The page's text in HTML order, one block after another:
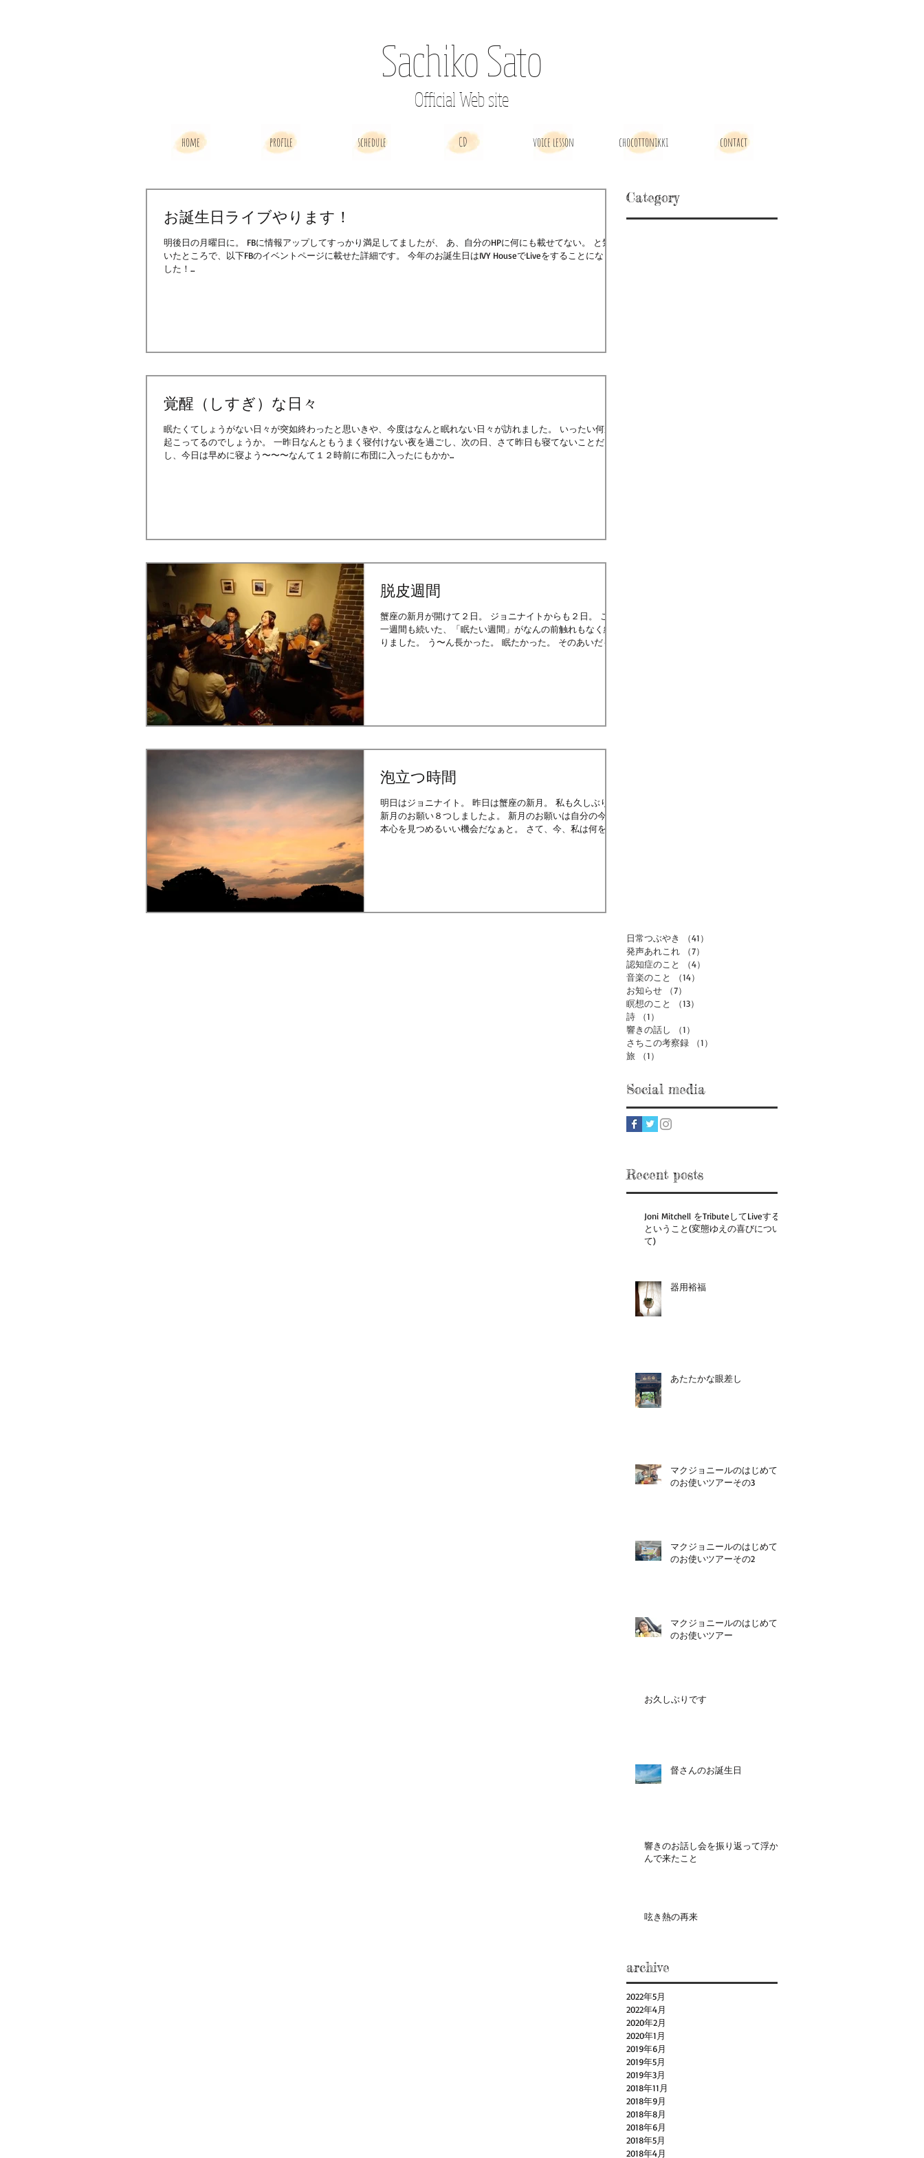
Sachiko Sato
Official Web site
home profile schedule CD voice lesson chocottonikki contact
お誕生日ライブやります！
明後日の月曜日に。 FBに情報アップしてすっかり満足してましたが、 あ、自分のHPに何にも載せてない。 と気づ
いたところで、以下FBのイベントページに載せた詳細です。 今年のお誕生日はIVY HouseでLiveをすることになりま
した！...
覚醒（しすぎ）な日々
眠たくてしょうがない日々が突如終わったと思いきや、今度はなんと眠れない日々が訪れました。 いったい何が
起こってるのでしょうか。 一昨日なんともうまく寝付けない夜を過ごし、次の日、さて昨日も寝てないことだ
し、今日は早めに寝よう〜〜〜なんて１２時前に布団に入ったにもかか...
脱皮週間
蟹座の新月が開けて２日。 ジョニナイトからも２日。 ここ
一週間も続いた、「眠たい週間」がなんの前触れもなく終わ
りました。 う〜ん長かった。 眠たかった。 そのあいだも私
泡立つ時間
明日はジョニナイト。 昨日は蟹座の新月。 私も久しぶりに
新月のお願い８つしましたよ。 新月のお願いは自分の今の
本心を見つめるいい機会だなぁと。 さて、今、私は何を望
Category
日常つぶやき （41）
発声あれこれ
（7）
認知症のこと
（4）
音楽のこと
（14）
お知らせ
（7）
瞑想のこと
（13）
詩
（1）
響きの話し
（1）
さちこの考察録
（1）
旅
（1）
Social media
Recent posts
Joni Mitchell をTributeしてLiveする
ということ(変態ゆえの喜びについ
て)
器用裕福
あたたかな眼差し
マクジョニールのはじめて
のお使いツアーその3
マクジョニールのはじめて
のお使いツアーその2
マクジョニールのはじめて
のお使いツアー
お久しぶりです
督さんのお誕生日
響きのお話し会を振り返って浮か
んで来たこと
呟き熱の再来
archive
2022年5月
2022年4月
2020年2月
2020年1月
2019年6月
2019年5月
2019年3月
2018年11月
2018年9月
2018年8月
2018年6月
2018年5月
2018年4月